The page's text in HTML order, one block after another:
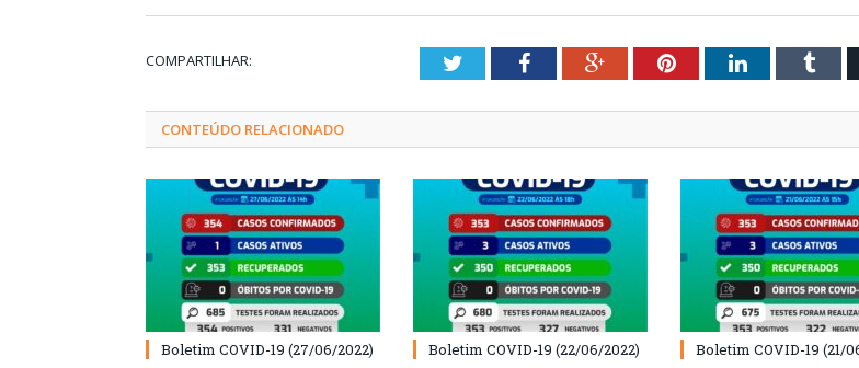
COMPARTILHAR: TwitterFacebookGoogle+PinterestLinkedIn
CONTEÚDO RELACIONADO
Boletim COVID-19 (27/06/2022) Boletim COVID-19 (22/06/2022) Boletim COVID-19 (21/